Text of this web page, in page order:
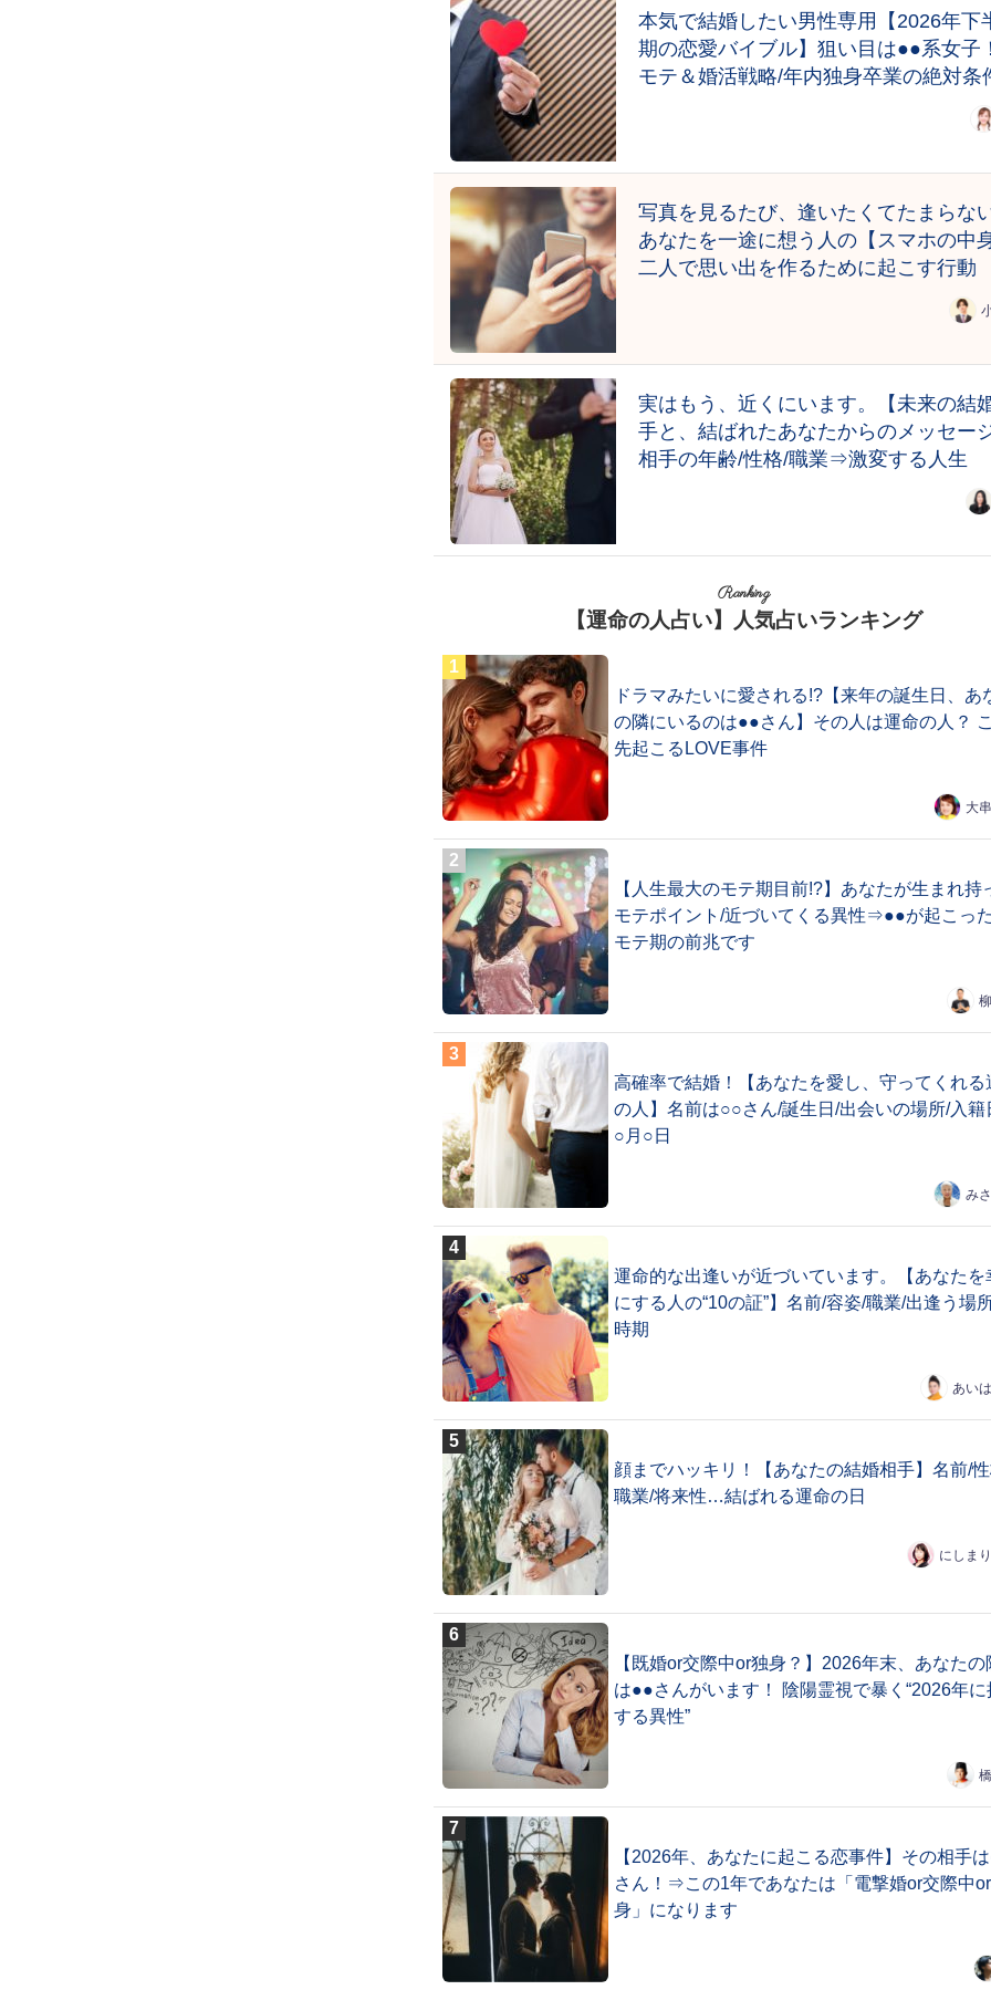
本気で結婚したい男性専用【2026年下
期の恋愛バイブル】狙い目は●●系女子！
モテ＆婚活戦略/年内独身卒業の絶対条
写真を見るたび、逢いたくてたまらな
あなたを一途に想う人の【スマホの中身
二人で思い出を作るために起こす行動
実はもう、近くにいます。【未来の結
手と、結ばれたあなたからのメッセージ
相手の年齢/性格/職業⇒激変する人生
Ranking
【運命の人占い】人気占いランキング
ドラマみたいに愛される!?【来年の誕生日、あ
の隣にいるのは●●さん】その人は運命の人？
先起こるLOVE事件
大
【人生最大のモテ期目前!?】あなたが生まれ持
モテポイント/近づいてくる異性⇒●●が起こっ
モテ期の前兆です
高確率で結婚！【あなたを愛し、守ってくれる
の人】名前は○○さん/誕生日/出会いの場所/入籍
○月○日
み
運命的な出逢いが近づいています。【あなたを
にする人の“10の証”】名前/容姿/職業/出逢う場
時期
あい
顔までハッキリ！【あなたの結婚相手】名前/
職業/将来性…結ばれる運命の日
にしま
【既婚or交際中or独身？】2026年末、あなたの
は●●さんがいます！ 陰陽霊視で暴く“2026年に
する異性”
【2026年、あなたに起こる恋事件】その相手
さん！⇒この1年であなたは「電撃婚or交際中
身」になります